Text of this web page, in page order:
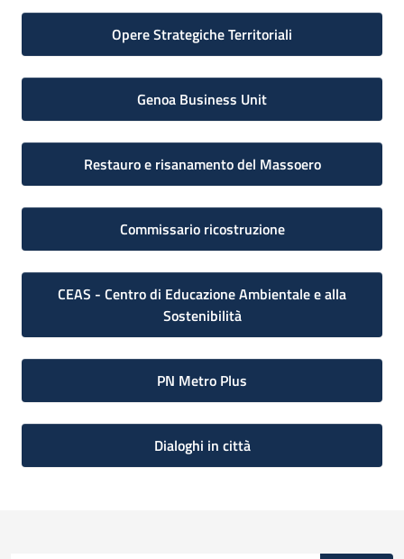
Opere Strategiche Territoriali
Genoa Business Unit
Restauro e risanamento del Massoero
Commissario ricostruzione
CEAS - Centro di Educazione Ambientale e alla
Sostenibilità
PN Metro Plus
Dialoghi in città